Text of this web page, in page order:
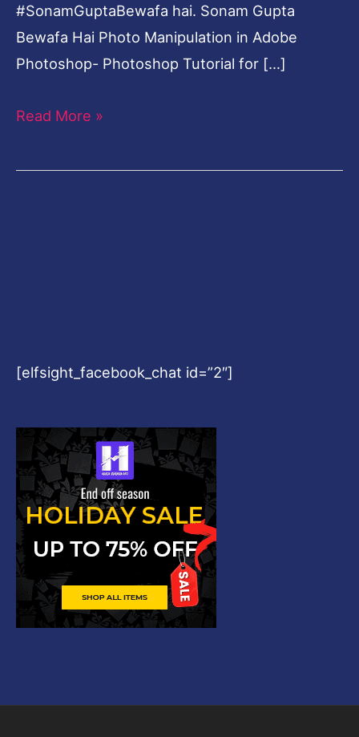
#SonamGuptaBewafa hai. Sonam Gupta
Bewafa Hai Photo Manipulation in Adobe
Photoshop- Photoshop Tutorial for […]
Read More »
[elfsight_facebook_chat id=”2″]